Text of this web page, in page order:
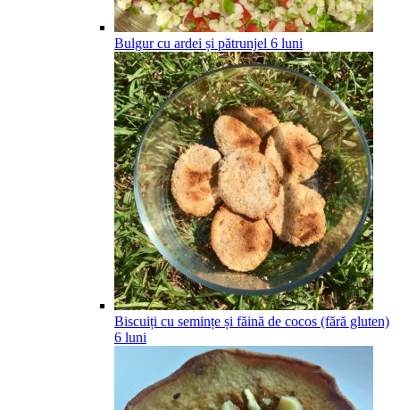
Bulgur cu ardei și pătrunjel 6 luni
Biscuiți cu semințe și făină de cocos (fără gluten)
6 luni